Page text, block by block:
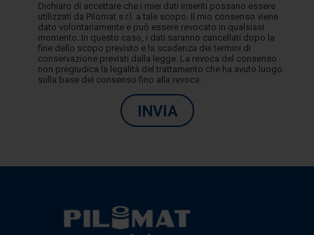
Dichiaro di accettare che i miei dati inseriti possano essere
utilizzati da Pilomat s.r.l. a tale scopo. Il mio consenso viene
dato volontariamente e può essere revocato in qualsiasi
momento. In questo caso, i dati saranno cancellati dopo la
fine dello scopo previsto e la scadenza dei termini di
conservazione previsti dalla legge. La revoca del consenso
non pregiudica la legalità del trattamento che ha avuto luogo
sulla base del consenso fino alla revoca.
INVIA